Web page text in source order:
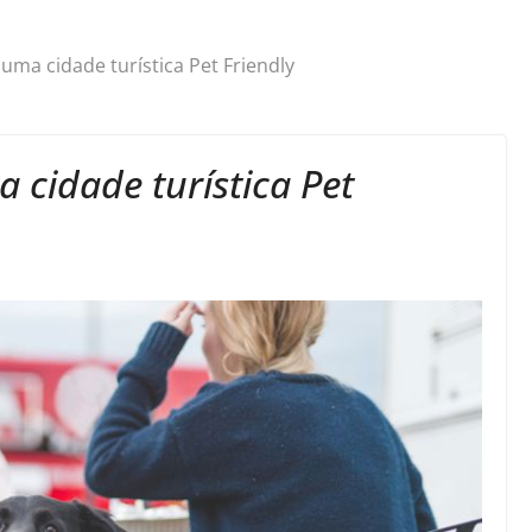
cidade turística Pet Friendly
cidade turística Pet